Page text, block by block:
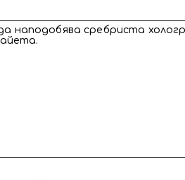
наподобява сребриста